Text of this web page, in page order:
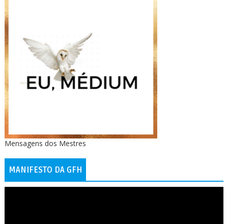
Mensagens dos Mestres
MANIFESTO DA GFH